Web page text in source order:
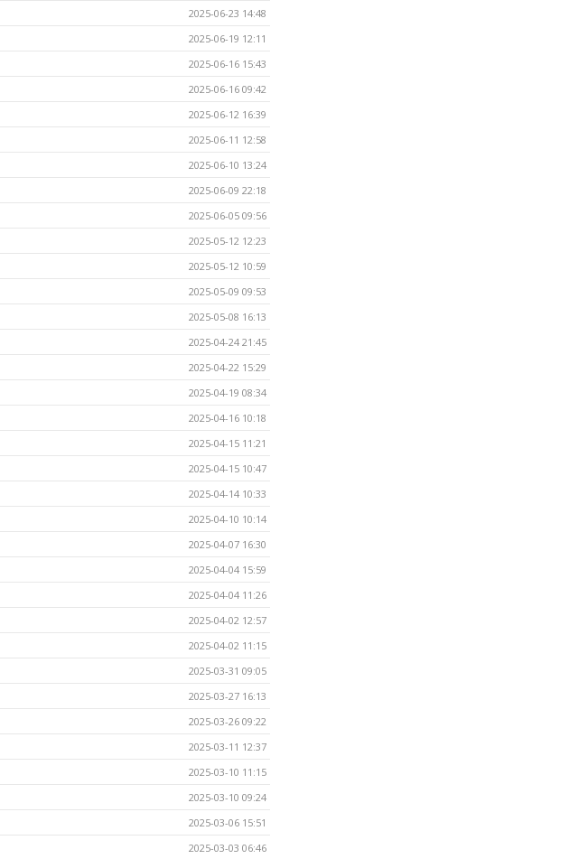
2025-06-23 14:48
2025-06-19 12:11
2025-06-16 15:43
2025-06-16 09:42
2025-06-12 16:39
2025-06-11 12:58
2025-06-10 13:24
2025-06-09 22:18
2025-06-05 09:56
2025-05-12 12:23
2025-05-12 10:59
2025-05-09 09:53
2025-05-08 16:13
2025-04-24 21:45
2025-04-22 15:29
2025-04-19 08:34
2025-04-16 10:18
2025-04-15 11:21
2025-04-15 10:47
2025-04-14 10:33
2025-04-10 10:14
2025-04-07 16:30
2025-04-04 15:59
2025-04-04 11:26
2025-04-02 12:57
2025-04-02 11:15
2025-03-31 09:05
2025-03-27 16:13
2025-03-26 09:22
2025-03-11 12:37
2025-03-10 11:15
2025-03-10 09:24
2025-03-06 15:51
2025-03-03 06:46